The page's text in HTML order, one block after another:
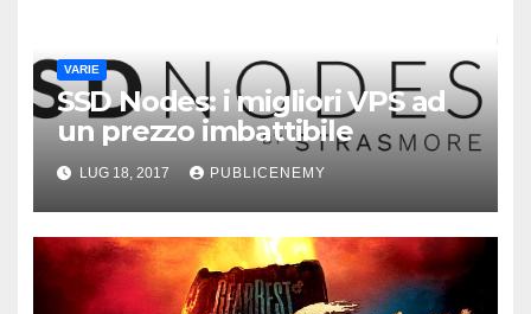
VARIE
SSD Nodes: i migliori VPS ad
un prezzo imbattibile
LUG 18, 2017 PUBLICENEMY